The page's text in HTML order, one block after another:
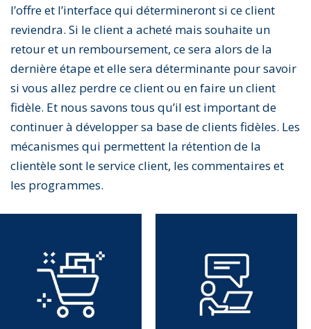
l’offre et l’interface qui détermineront si ce client
reviendra. Si le client a acheté mais souhaite un
retour et un remboursement, ce sera alors de la
dernière étape et elle sera déterminante pour savoir
si vous allez perdre ce client ou en faire un client
fidèle. Et nous savons tous qu’il est important de
continuer à développer sa base de clients fidèles. Les
mécanismes qui permettent la rétention de la
clientèle sont le service client, les commentaires et
les programmes.